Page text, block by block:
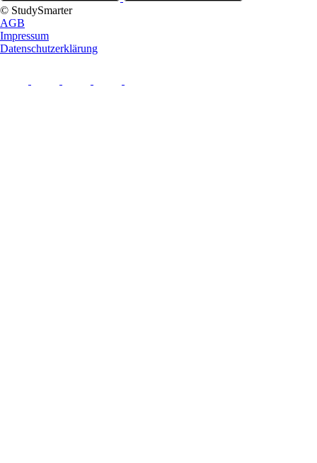
© StudySmarter
AGB
Impressum
Datenschutzerklärung